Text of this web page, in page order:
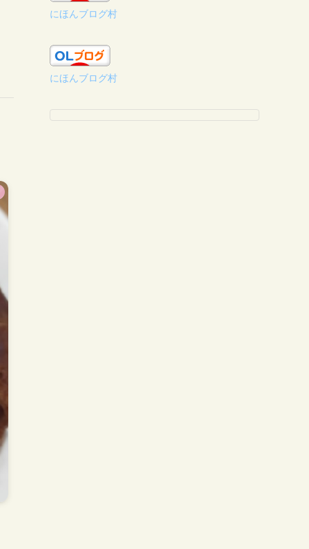
にほんブログ村
にほんブログ村